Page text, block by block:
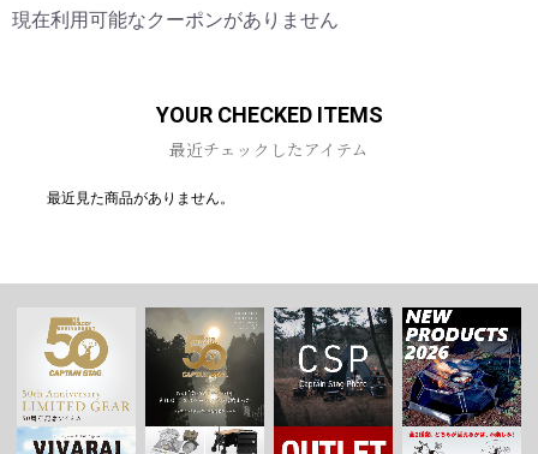
お買い物を続ける カートへ進む
現在利用可能なクーポンがありません
YOUR CHECKED ITEMS
最近チェックしたアイテム
最近見た商品がありません。